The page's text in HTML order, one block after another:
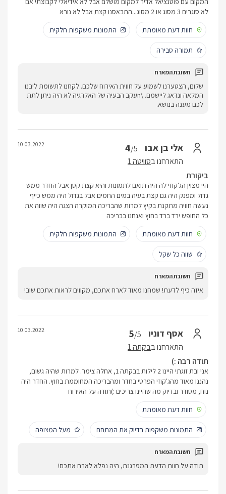
לא סוגרים 3 מסוג או 2 מסוג...התבאסנו קצת אבל לא נורא
חוות דעת מאומתת
התמונות משקפות חלקית
תמורה סבירה
שלום, הצטערנו לשמוע על חווית האירוח שלכם. לקחנו לתשומת ליבנו
המלאה ונדאג ליישמם. \nעקב הבעיה של האלרגיה לא היה ניתן לתת
לכם מענה בנושא.
אלי בן אבו 4/5
התארחנו בסוויטה 1
10.03.2022
ביקורת
היי מצוין הג'קוזי לה היה תואם לתמונות והיא קצת קטן אבל החדר ממש
גדול ומפנק היה גם קצת בעיה במים החמים אבל בגדול היה ממש כייף
נעשה חוויה מתקנת בקיץ למרות שהבריכה המוקרה הצגה היה שווה את
כל החופש ירד ברד בחוץ ואנחנו בבריכה
חוות דעת מאומתת
התמונות משקפות חלקית
שווה כל שקל
איזה כיף לדעת! שמחנו מאוד לארח אתכם, מקווים לראות אתכם שוב!
אסף דוניו 5/5
התארחנו בבקתה 1
10.03.2022
תודה רבה :)
אני ובת זוגתי היינו 2 לילות בבקתה 1, אחלה צימר. למרות שהיה גשום,
נהננו מאוד מהג'קוזי הפרטי בחדר ומהבריכה המחוממת בחוץ. החדר היה
נוח, מסודר ובדיוק מה שהיינו צריכים :)תודה על האירוח
חוות דעת מאומתת
התמונות משקפות בדיוק את המתחם מעל המצופה
תודה על חוות הדעת המפרגנת, היה נפלא לארח אתכם!